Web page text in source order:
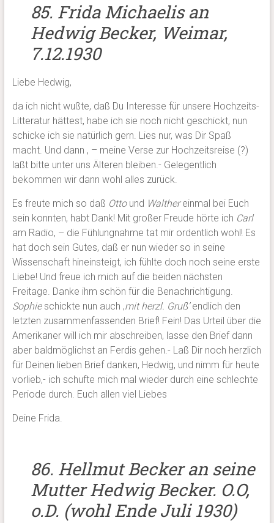
85. Frida Michaelis an
Hedwig Becker, Weimar,
7.12.1930
Liebe Hedwig,
da ich nicht wußte, daß Du Interesse für unsere Hochzeits-
Litteratur hättest, habe ich sie noch nicht geschickt, nun
schicke ich sie natürlich gern. Lies nur, was Dir Spaß
macht. Und dann , – meine Verse zur Hochzeitsreise (?)
laßt bitte unter uns Älteren bleiben.- Gelegentlich
bekommen wir dann wohl alles zurück.
Es freute mich so daß Ottound Walthereinmal bei Euch
sein konnten, habt Dank! Mit großer Freude hörte ich Carl
am Radio, – die Fühlungnahme tat mir ordentlich wohl! Es
hat doch sein Gutes, daß er nun wieder so in seine
Wissenschaft hineinsteigt, ich fühlte doch noch seine erste
Liebe! Und freue ich mich auf die beiden nächsten
Freitage. Danke ihm schön für die Benachrichtigung.
Sophieschickte nun auch ‚mit herzl. Gruß’endlich den
letzten zusammenfassenden Brief! Fein! Das Urteil über die
Amerikaner will ich mir abschreiben, lasse den Brief dann
aber baldmöglichst an Ferdis gehen.- Laß Dir noch herzlich
für Deinen lieben Brief danken, Hedwig, und nimm für heute
vorlieb,- ich schufte mich mal wieder durch eine schlechte
Periode durch. Euch allen viel Liebes
Deine Frida.
86. Hellmut Becker an seine
Mutter Hedwig Becker. O.O,
o.D. (wohl Ende Juli 1930)